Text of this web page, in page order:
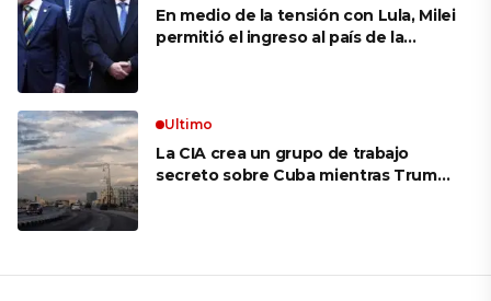
En medio de la tensión con Lula, Milei
permitió el ingreso al país de la
Ultimo
La CIA crea un grupo de trabajo
secreto sobre Cuba mientras Trump